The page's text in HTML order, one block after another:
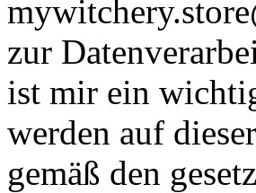
zur
ist mir ein
werden auf
gemäß den